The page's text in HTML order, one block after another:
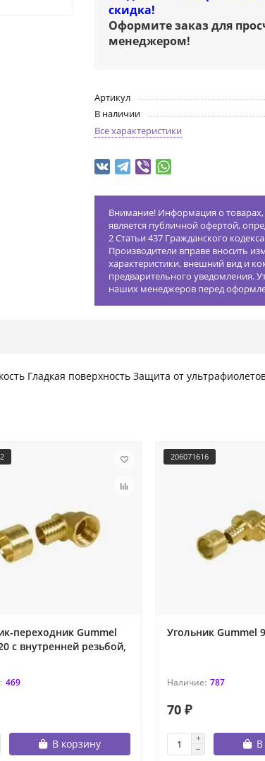
скидка!
Оформите заказ для
менеджером!
Артикул
В наличии
Все характеристики
Внимание! Информация о
является публичной офертой,
2 Статьи 437 Гражданского
Производители вправе вносить
характеристики, внешний вид и
предварительного уведомления.
наших менеджеров перед
Гладкая поверхность Защита от
переходник Gummel
с внутренней резьбой,
469
В корзину
206071616
Угольник Gummel
787
70 ₽
В